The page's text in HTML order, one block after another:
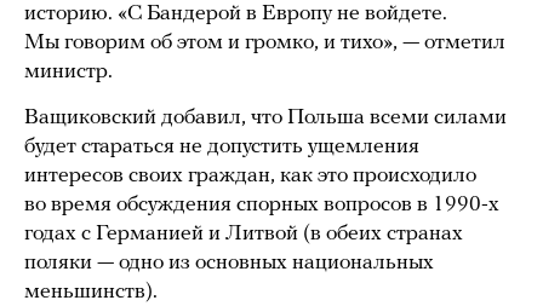
историю. «С Бандерой в Европу не войдете.
Мы говорим об этом и громко, и тихо», — отметил
министр.
Ващиковский добавил, что Польша всеми силами
будет стараться не допустить ущемления
интересов своих граждан, как это происходило
во время обсуждения спорных вопросов в 1990-х
годах с Германией и Литвой (в обеих странах
поляки — одно из основных национальных
меньшинств).